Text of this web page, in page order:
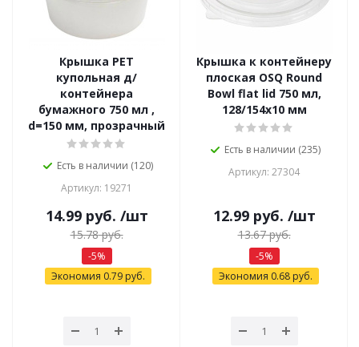
Крышка PET
купольная д/
контейнера
бумажного 750 мл ,
d=150 мм, прозрачный
Есть в наличии (120)
Артикул: 19271
14.99руб. /шт
15.78руб.
-5%
Экономия 0.79руб.
Крышка к контейнеру
плоская OSQ Round
Bowl flat lid 750 мл,
128/154х10 мм
Есть в наличии (235)
Артикул: 27304
12.99руб. /шт
13.67руб.
-5%
Экономия 0.68руб.